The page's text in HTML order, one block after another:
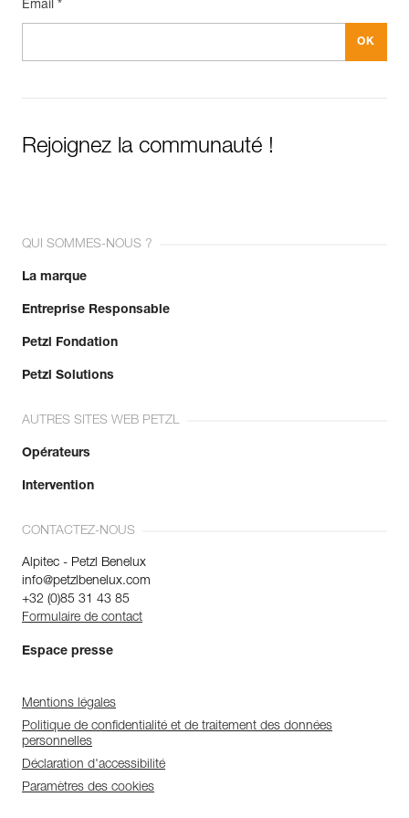
En savoir plus
Email *
Rejoignez la communauté !
QUI SOMMES-NOUS ?
La marque
Entreprise Responsable
Petzl Fondation
Petzl Solutions
AUTRES SITES WEB PETZL
Opérateurs
Intervention
CONTACTEZ-NOUS
Alpitec - Petzl Benelux
info@petzlbenelux.com
+32 (0)85 31 43 85
Formulaire de contact
Espace presse
Mentions légales
Politique de confidentialité et de traitement des données
personnelles
Déclaration d'accessibilité
Paramètres des cookies